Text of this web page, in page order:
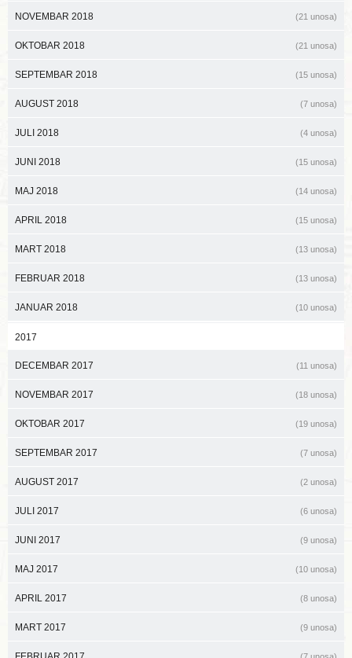
NOVEMBAR 2018 (21 unosa)
OKTOBAR 2018 (21 unosa)
SEPTEMBAR 2018 (15 unosa)
AUGUST 2018 (7 unosa)
JULI 2018 (4 unosa)
JUNI 2018 (15 unosa)
MAJ 2018 (14 unosa)
APRIL 2018 (15 unosa)
MART 2018 (13 unosa)
FEBRUAR 2018 (13 unosa)
JANUAR 2018 (10 unosa)
2017
DECEMBAR 2017 (11 unosa)
NOVEMBAR 2017 (18 unosa)
OKTOBAR 2017 (19 unosa)
SEPTEMBAR 2017 (7 unosa)
AUGUST 2017 (2 unosa)
JULI 2017 (6 unosa)
JUNI 2017 (9 unosa)
MAJ 2017 (10 unosa)
APRIL 2017 (8 unosa)
MART 2017 (9 unosa)